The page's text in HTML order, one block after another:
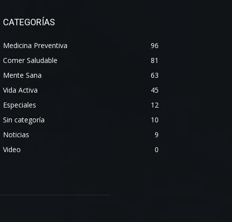
CATEGORÍAS
Medicina Preventiva
96
Comer Saludable
81
Mente Sana
63
Vida Activa
45
Especiales
12
Sin categoría
10
Noticias
9
Video
0